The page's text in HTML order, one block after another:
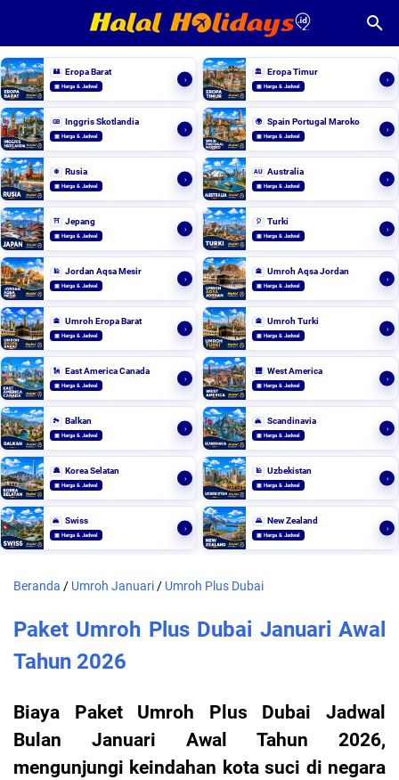
🏰 Eropa Barat
▣ Harga & Jadwal
›
🏛️ Eropa Timur
▣ Harga & Jadwal
›
GB Inggris Skotlandia
▣ Harga & Jadwal
›
🌍 Spain Portugal Maroko
▣ Harga & Jadwal
›
❄️ Rusia
▣ Harga & Jadwal
›
AU Australia
▣ Harga & Jadwal
›
⛩️ Jepang
▣ Harga & Jadwal
›
🎈 Turki
▣ Harga & Jadwal
›
🕌 Jordan Aqsa Mesir
▣ Harga & Jadwal
›
🕋 Umroh Aqsa Jordan
▣ Harga & Jadwal
›
🕋 Umroh Eropa Barat
▣ Harga & Jadwal
›
🕋 Umroh Turki
▣ Harga & Jadwal
›
🗽 East America Canada
▣ Harga & Jadwal
›
🌉 West America
▣ Harga & Jadwal
›
🏞️ Balkan
▣ Harga & Jadwal
›
🏔️ Scandinavia
▣ Harga & Jadwal
›
🏯 Korea Selatan
▣ Harga & Jadwal
›
🕌 Uzbekistan
▣ Harga & Jadwal
›
🏔️ Swiss
▣ Harga & Jadwal
›
🌄 New Zealand
▣ Harga & Jadwal
›
Beranda / Umroh Januari / Umroh Plus Dubai
Paket Umroh Plus Dubai Januari Awal
Tahun 2026
Biaya Paket Umroh Plus Dubai Jadwal
Bulan Januari Awal Tahun 2026,
mengunjungi keindahan kota suci di negara